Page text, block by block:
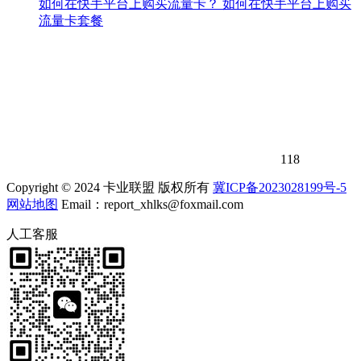
如何在快手平台上购买流量卡？ 如何在快手平台上购买
流量卡套餐
118
Copyright © 2024 卡业联盟 版权所有 冀ICP备2023028199号-5
网站地图 Email：report_xhlks@foxmail.com
人工客服